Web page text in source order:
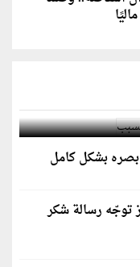
السبب
بشكل كامل
توجّه رسالة شكر